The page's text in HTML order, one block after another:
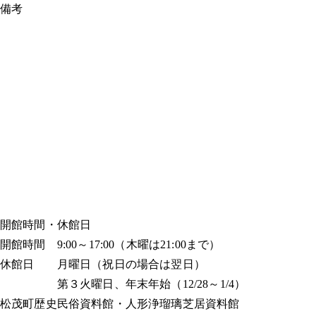
備考
開館時間・休館日
開館時間 9:00～17:00（木曜は21:00まで）
休館日 月曜日（祝日の場合は翌日）
第３火曜日、年末年始（12/28～1/4）
松茂町歴史民俗資料館・人形浄瑠璃芝居資料館